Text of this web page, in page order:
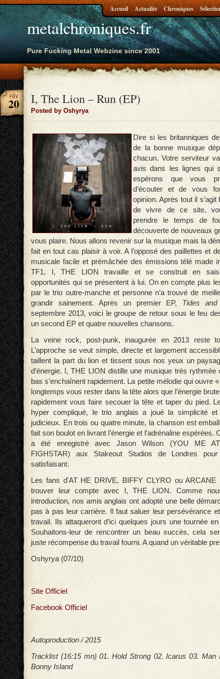
metalchroniques.fr
Pure Fucking Metal Webzine since 2001
Accueil Actualité Chroniques
I, The Lion – Run (EP)
Posted by Oshyrya
FÉV
20
Dire si les britanniques
de la bonne musique
chacun. Votre serviteur
avis dans les lignes qui
espérons que vous
d’écouter et de vous
opinion. Après tout il
de vivre de ce site,
prendre le temps de
découverte de nouveaux
vous plaire. Nous allons revenir sur la musique mais la
fait en tout cas plaisir à voir. A l’opposé des paillettes et
musicale facile et prémâchée des émissions télé made
TF1, I, THE LION travaille et se construit en
opportunités qui se présentent à lui. On en compte plus
par le trio outre-manche et personne n’a trouvé de
grandir sainement. Après un premier EP, Tides and
septembre 2013, voici le groupe de retour sous le feu
un second EP et quatre nouvelles chansons.
La veine rock, post-punk, inaugurée en 2013 reste
L’approche se veut simple, directe et largement
taillent la part du lion et tissent sous nos yeux un
d’énergie. I, THE LION distille une musique très
bas s’enchaînent rapidement. La petite mélodie qui ouvre
longtemps vous rester dans la tête alors que l’énergie
rapidement vous faire secouer la tête et taper du pied.
hyper compliqué, le trio anglais a joué la simplicité et
judicieux. En trois ou quatre minute, la chanson est
fait son boulot en livrant l’énergie et l’adrénaline espérées.
a été enregistré avec Jason Wilson (YOU ME
FIGHSTAR) aux Stakeout Studios de Londres
satisfaisant.
Les fans d'AT HE DRIVE, BIFFY CLYRO ou ARCANE
trouver leur compte avec I, THE LION. Comme
introduction, nos amis anglais ont adopté une belle
pas à pas leur carrière. Il faut saluer leur persévérance
travail. Ils attaqueront d’ici quelques jours une tournée
Souhaitons-leur de rencontrer un beau succès, cela
juste récompense du travail fourni. A quand un véritable
Oshyrya (07/10)
Site Officiel
Facebook Officiel
Autoproduction / 2015
Tracklist (16:15 mn) 01. Hold Strong 02. Icarus 03. Man
Bonny Island